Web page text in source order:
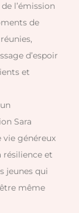
l’émission
de
d’espoir
et
Sara
vie généreux
résilience et
jeunes qui
même